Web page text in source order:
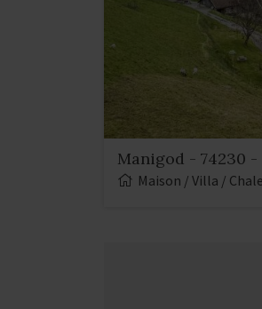
Manigod - 74230
Maison / Villa /